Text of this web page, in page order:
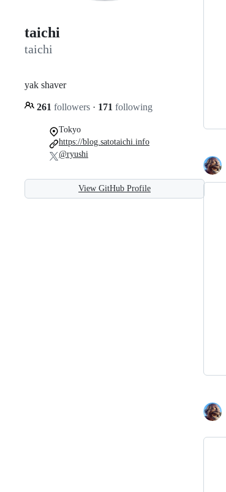
taichi
taichi
yak shaver
261 followers · 171 following
Tokyo
https://blog.satotaichi.info
@ryushi
View GitHub Profile